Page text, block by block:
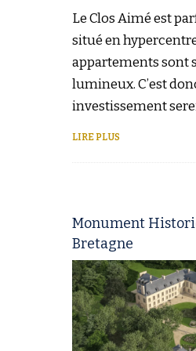
Le Clos Aimé est
situé en
appartements sont
lumineux. C’est
investissement
LIRE PLUS
Monument
Bretagne